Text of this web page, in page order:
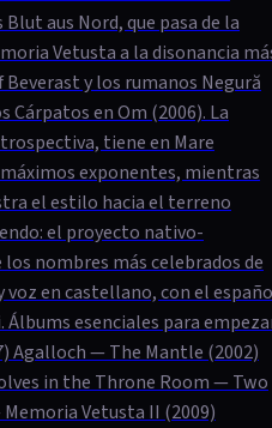
aus Nord, que pasa de la
Vetusta a la disonancia
Beverast y los rumanos Negură
en Om (2006). La
tiene en Mare
exponentes, mientras
el estilo hacia el terreno
el proyecto nativo-
nombres más celebrados de
en castellano, con el
esenciales para
Agalloch — The Mantle (2002)
in the Throne Room — Two
Vetusta II (2009)